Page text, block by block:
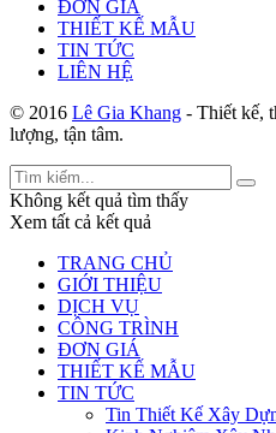
ĐƠN GIÁ
THIẾT KẾ MẪU
TIN TỨC
LIÊN HỆ
© 2016 Lê Gia Khang - Thiết kế,
lượng, tận tâm.
Không kết quả tìm thấy
Xem tất cả kết quả
TRANG CHỦ
GIỚI THIỆU
DỊCH VỤ
CÔNG TRÌNH
ĐƠN GIÁ
THIẾT KẾ MẪU
TIN TỨC
Tin Thiết Kế Xây